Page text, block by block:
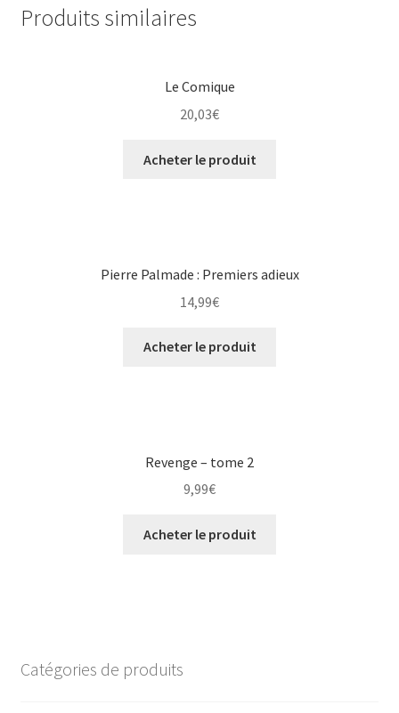
Produits similaires
Le Comique
20,03€
Acheter le produit
Pierre Palmade : Premiers adieux
14,99€
Acheter le produit
Revenge – tome 2
9,99€
Acheter le produit
Catégories de produits